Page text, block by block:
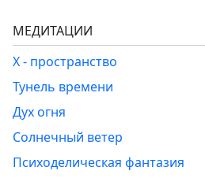
МЕДИТАЦИИ
Х - пространство
Тунель времени
Дух огня
Солнечный ветер
Психоделическая фантазия